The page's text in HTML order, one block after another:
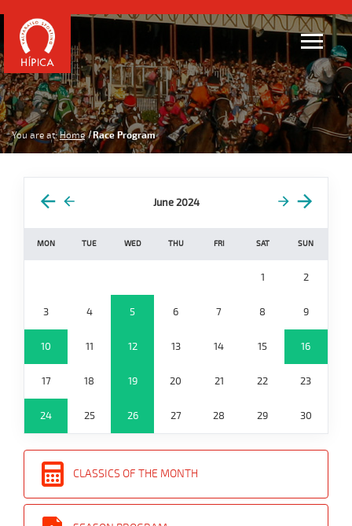
You are at: Home Race Program
June 2024
MON TUE WED THU FRI SAT SUN
1 2
3 4 5 6 7 8 9
10 11 12 13 14 15 16
17 18 19 20 21 22 23
24 25 26 27 28 29 30
CLASSICS OF THE MONTH